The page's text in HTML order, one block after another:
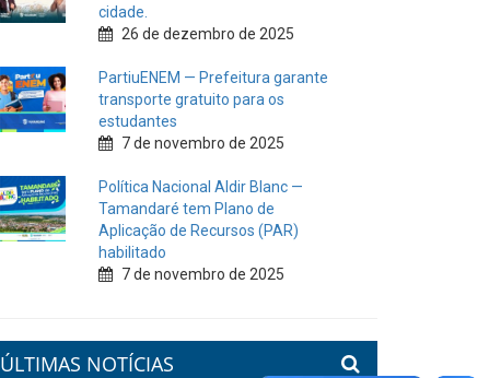
cidade.
26 de dezembro de 2025
PartiuENEM — Prefeitura garante
transporte gratuito para os
estudantes
7 de novembro de 2025
Política Nacional Aldir Blanc —
Tamandaré tem Plano de
Aplicação de Recursos (PAR)
habilitado
7 de novembro de 2025
ÚLTIMAS NOTÍCIAS